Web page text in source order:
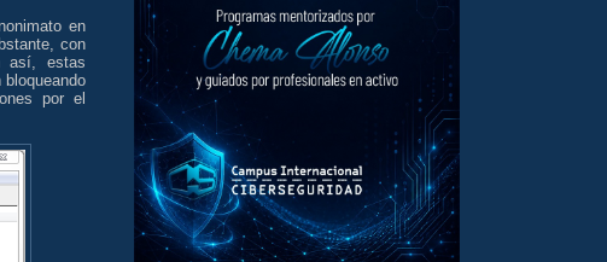
en
con
así, estas
por el